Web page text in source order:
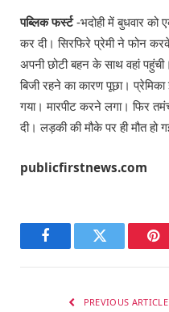
पब्लिक फर्स्ट-भदोही में बुधवार को
कर दी। सिरफिरे प्रेमी ने फोन
अपनी छोटी बहन के साथ वहां
बिजी रहने का कारण पूछा।
गया। मारपीट करने लगा। फिर
दी। लड़की की मौके पर ही मौत हो
publicfirstnews.com
FacebookTwitter
PREVIOUS ARTICLE